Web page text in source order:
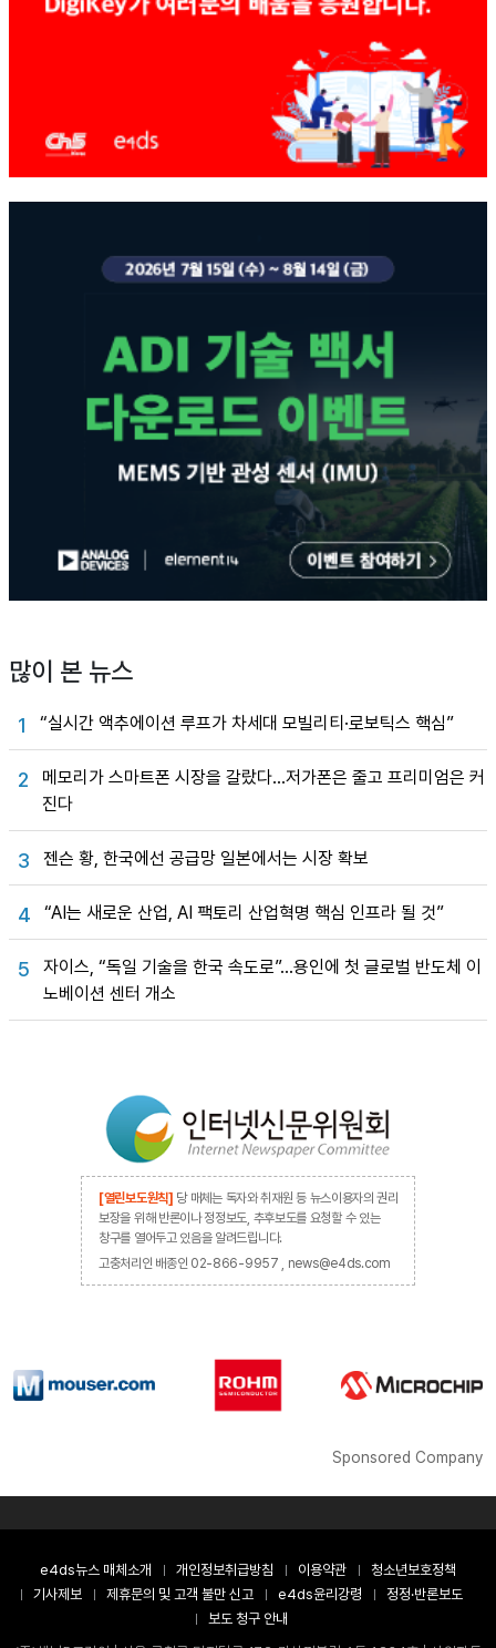
많이 본 뉴스
1 “실시간 액추에이션 루프가 차세대 모빌리티·로보틱스 핵심”
2
메모리가 스마트폰 시장을 갈랐다…저가폰은 줄고 프리미엄은 커
진다
3 젠슨 황, 한국에선 공급망 일본에서는 시장 확보
4 “AI는 새로운 산업, AI 팩토리 산업혁명 핵심 인프라 될 것”
5
자이스, “독일 기술을 한국 속도로”…용인에 첫 글로벌 반도체 이
노베이션 센터 개소
[열린보도원칙] 당 매체는 독자와 취재원 등 뉴스이용자의 권리
보장을 위해 반론이나 정정보도, 추후보도를 요청할 수 있는
창구를 열어두고 있음을 알려드립니다.
고충처리인 배종인 02-866-9957 , news@e4ds.com
Sponsored Company
e4ds뉴스 매체소개 개인정보취급방침 이용약관
청소년보호정책
기사제보
제휴문의 및 고객 불만 신고 e4ds윤리강령
정정·반론보도
보도 청구 안내